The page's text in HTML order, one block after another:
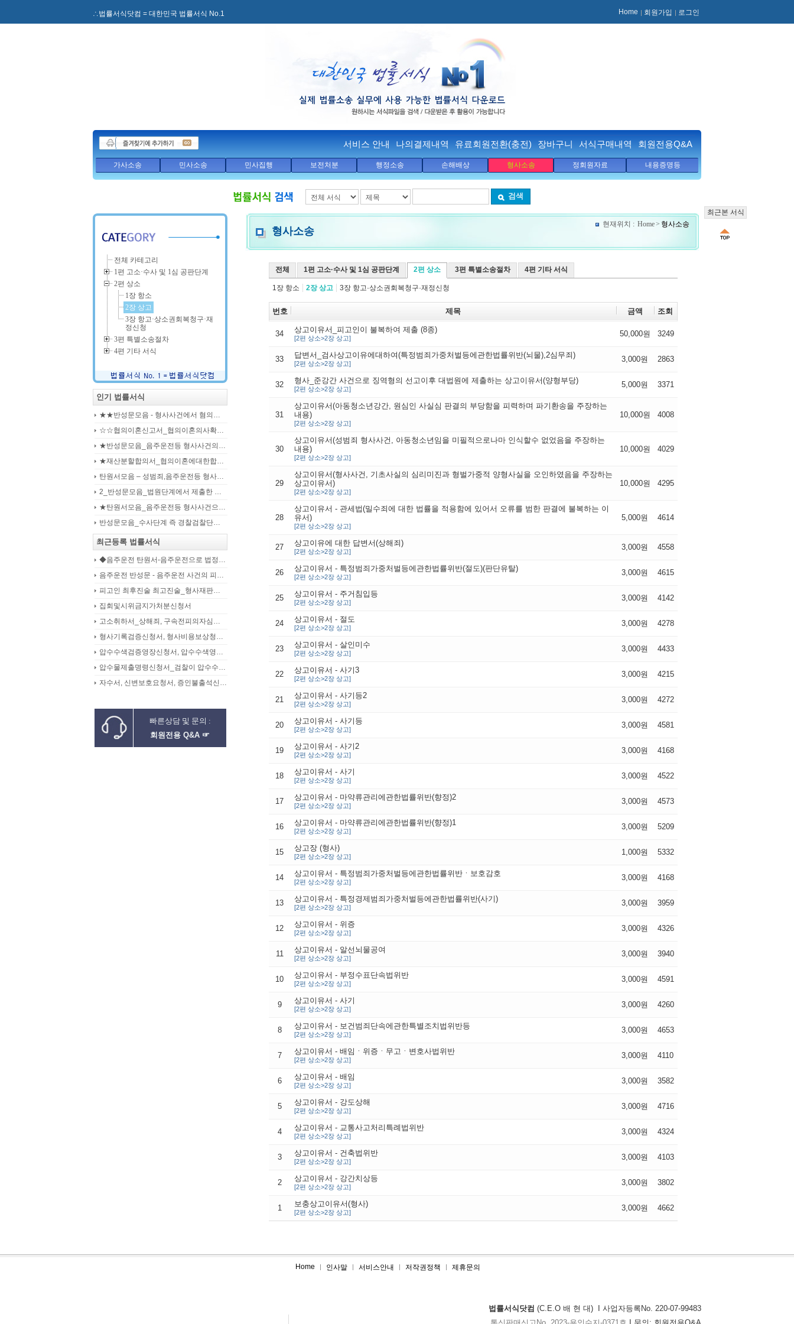
∴법률서식닷컴 = 대한민국 법률서식 No.1 Home 회원가입 로그인
서비스 안내 나의결제내역 유료회원전환(충전) 장바구니 서식구매내역 회원전용Q&A
가사소송 민사소송 민사집행 보전처분 행정소송 손해배상 형사소송 정회원자료 내용증명등
검색
현재위치 : Home> 형사소송
형사소송
전체 1편 고소·수사 및 1심 공판단계 2편 상소
1장 항소 2장 상고 3장 항고·상소권회복청구·재정신청
3편 특별소송절차 4편 기타 서식
번호 제목 금액 조회
34 상고이유서_피고인이 불복하여 제출 (8종)
[2편 상소>2장 상고] 50,000원 3249
33 답변서_검사상고이유에대하여(특정범죄가중처벌등에관한법률위반(뇌물),2심무죄)
[2편 상소>2장 상고] 3,000원 2863
32 형사_준강간 사건으로 징역형의 선고이후 대법원에 제출하는 상고이유서(양형부당)
[2편 상소>2장 상고] 5,000원 3371
31
상고이유서(아동청소년강간, 원심인 사실심 판결의 부당함을 피력하며 파기환송을 주장하는
내용)
[2편 상소>2장 상고]
10,000원 4008
30
상고이유서(성범죄 형사사건, 아동청소년임을 미필적으로나마 인식할수 없었음을 주장하는
내용)
[2편 상소>2장 상고]
10,000원 4029
29
상고이유서(형사사건, 기초사실의 심리미진과 형벌가중적 양형사실을 오인하였음을 주장하는
상고이유서)
[2편 상소>2장 상고]
10,000원 4295
28
상고이유서 - 관세법(밀수죄에 대한 법률을 적용함에 있어서 오류를 범한 판결에 불복하는 이
유서)
[2편 상소>2장 상고]
5,000원 4614
27 상고이유에 대한 답변서(상해죄)
[2편 상소>2장 상고] 3,000원 4558
26 상고이유서 - 특정범죄가중처벌등에관한법률위반(절도)(판단유탈)
[2편 상소>2장 상고] 3,000원 4615
25 상고이유서 - 주거침입등
[2편 상소>2장 상고] 3,000원 4142
24 상고이유서 - 절도
[2편 상소>2장 상고] 3,000원 4278
23 상고이유서 - 살인미수
[2편 상소>2장 상고] 3,000원 4433
22 상고이유서 - 사기3
[2편 상소>2장 상고] 3,000원 4215
21 상고이유서 - 사기등2
[2편 상소>2장 상고] 3,000원 4272
20 상고이유서 - 사기등
[2편 상소>2장 상고] 3,000원 4581
19 상고이유서 - 사기2
[2편 상소>2장 상고] 3,000원 4168
18 상고이유서 - 사기
[2편 상소>2장 상고] 3,000원 4522
17 상고이유서 - 마약류관리에관한법률위반(향정)2
[2편 상소>2장 상고] 3,000원 4573
16 상고이유서 - 마약류관리에관한법률위반(향정)1
[2편 상소>2장 상고] 3,000원 5209
15 상고장 (형사)
[2편 상소>2장 상고] 1,000원 5332
14 상고이유서 - 특정범죄가중처벌등에관한법률위반ㆍ보호감호
[2편 상소>2장 상고] 3,000원 4168
13 상고이유서 - 특정경제범죄가중처벌등에관한법률위반(사기)
[2편 상소>2장 상고] 3,000원 3959
12 상고이유서 - 위증
[2편 상소>2장 상고] 3,000원 4326
11 상고이유서 - 알선뇌물공여
[2편 상소>2장 상고] 3,000원 3940
10 상고이유서 - 부정수표단속법위반
[2편 상소>2장 상고] 3,000원 4591
9 상고이유서 - 사기
[2편 상소>2장 상고] 3,000원 4260
8 상고이유서 - 보건범죄단속에관한특별조치법위반등
[2편 상소>2장 상고] 3,000원 4653
7 상고이유서 - 배임ㆍ위증ㆍ무고ㆍ변호사법위반
[2편 상소>2장 상고] 3,000원 4110
6 상고이유서 - 배임
[2편 상소>2장 상고] 3,000원 3582
5 상고이유서 - 강도상해
[2편 상소>2장 상고] 3,000원 4716
4 상고이유서 - 교통사고처리특례법위반
[2편 상소>2장 상고] 3,000원 4324
3 상고이유서 - 건축법위반
[2편 상소>2장 상고] 3,000원 4103
2 상고이유서 - 강간치상등
[2편 상소>2장 상고] 3,000원 3802
1 보충상고이유서(형사)
[2편 상소>2장 상고] 3,000원 4662
전체 카테고리
1편 고소·수사 및 1심 공판단계
2편 상소
1장 항소
2장 상고
3장 항고·상소권회복청구·재
정신청
3편 특별소송절차
4편 기타 서식
인기 법률서식
★★반성문모음 - 형사사건에서 혐의사실을 인정하는 가해자가 선처를 호소하며 제출작성하는 반성문2
☆☆협의이혼신고서_협의이혼의사확인신청서_자의양육과친권자결정에관한협의서_22p
★반성문모음_음주운전등 형사사건의 가해자, 피의자, 피고인이 작성하여 제출하는 반성문모음(380page)
★재산분할합의서_협의이혼에대한합의서_협의이혼약정서_이혼합의서_19p
탄원서모음 – 성범죄,음주운전등 형사입건 또는 기소된 사건에서 가해자,피의자,피고인을 위하여 선처를 호소하는 내용(지인분들 작성)
2_반성문모음_법원단계에서 제출한 가해자작성 반성문(132page)
★탄원서모음_음주운전등 형사사건으로 수사기관 및 법원에 제출된 주변인 작성 선처호소 탄원서(208page)
반성문모음_수사단계 즉 경찰검찰단계에서 제출한 가해자작성 반성문(300page)
최근등록 법률서식
◆음주운전 탄원서-음주운전으로 법정구속된 피고인의 선처를 위해 항소심에서 제출하는 탄원서(45page)
음주운전 반성문 - 음주운전 사건의 피의자, 피고인이 선처를 구하며 작성제출하는 반성문
피고인 최후진술 최고진술_형사재판의 변론종결시 피고인이 재판장님께 하는 최종진술 의견내용(36페이지)
집회및시위금지가처분신청서
고소취하서_상해죄, 구속전피의자심문신청서, 보석신청취하서, 형확정증명원
형사기록검증신청서, 형사비용보상청구서
압수수색검증영장신청서, 압수수색영장신청서
압수물제출명령신청서_검찰이 압수수색을 통해 확보한 압수물대상
자수서, 신변보호요청서, 증인불출석신고서
빠른상담 및 문의 :
회원전용 Q&A ☞
최근본 서식
Home 인사말 서비스안내 저작권정책 제휴문의
법률서식닷컴 (C.E.O 배 현 대) I 사업자등록No. 220-07-99483